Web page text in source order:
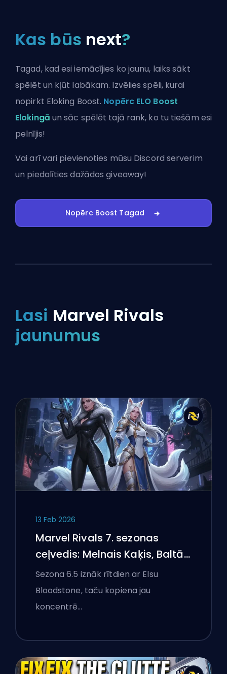
Kas būs next?
Tagad, kad esi iemācījies ko jaunu, laiks sākt
spēlēt un kļūt labākam. Izvēlies spēli, kurai
nopirkt Eloking Boost. Nopērc ELO Boost
Elokingā un sāc spēlēt tajā rank, ko tu tiešām esi
pelnījis!
Vai arī vari pievienoties mūsu Discord serverim
un piedalīties dažādos giveaway!
Nopērc Boost Tagad
Lasi Marvel Rivals
jaunumus
13 Feb 2026
Marvel Rivals 7. sezonas
ceļvedis: Melnais Kaķis, Baltā
Foksa un Monstri Ņujorkā
Sezona 6.5 iznāk rītdien ar Elsu
Bloodstone, taču kopiena jau
koncentrē…